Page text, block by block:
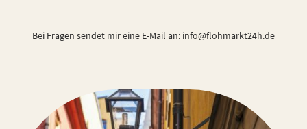
Bei Fragen sendet mir eine E-Mail an: info@flohmarkt24h.de